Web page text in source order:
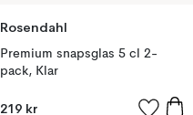
Rosendahl
Premium snapsglas 5 cl 2-
pack, Klar
219 kr